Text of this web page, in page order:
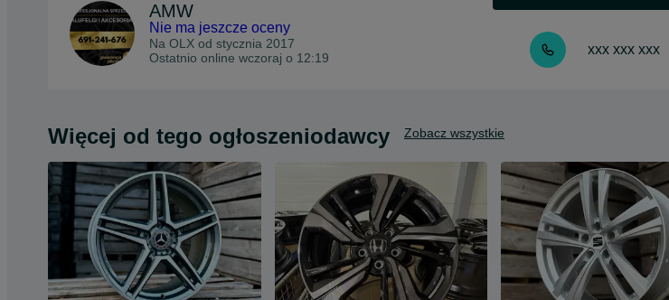
AMW
Nie ma jeszcze oceny
Na OLX od stycznia 2017
Ostatnio online wczoraj o 12:19
xxx xxx xxx
Więcej od tego ogłoszeniodawcy Zobacz wszystkie